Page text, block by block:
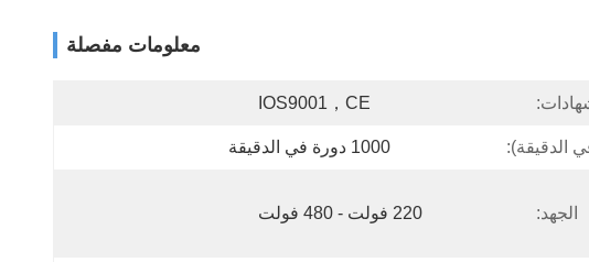
معلومات مفصلة
IOS9001，CE
الدقيقة): 1000 دورة في الدقيقة
الجهد: 220 فولت - 480 فولت